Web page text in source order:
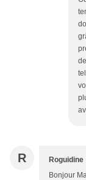
R Roguidine
Bonjour